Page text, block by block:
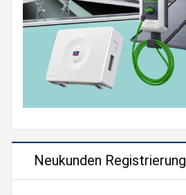
Neukunden Registrierung